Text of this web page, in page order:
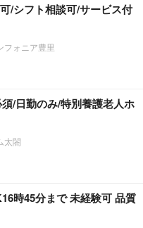
/シフト相談可/サービス付
フォニア豊里
/日勤のみ/特別養護老人ホ
太閤
時45分まで 未経験可 品質